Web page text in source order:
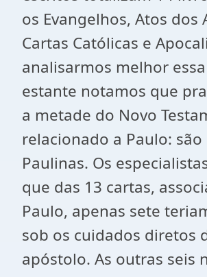
os Evangelhos, Atos dos
Cartas Católicas e
analisarmos melhor
estante notamos que
a metade do Novo
relacionado a Paulo: são
Paulinas. Os
que das 13 cartas,
Paulo, apenas sete
sob os cuidados diretos
apóstolo. As outras seis